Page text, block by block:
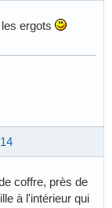
ergots
coffre, près de
à l'intérieur qui